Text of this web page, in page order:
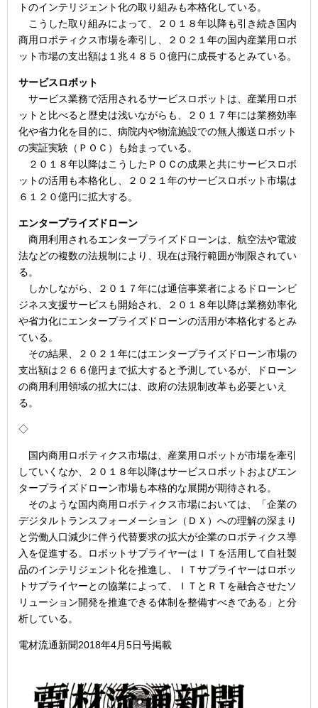
トのインテリジェント化の取り組みも本格化している。
こうした取り組みによって、２０１８年以降も引き続き国内
商用ロボティクス市場を牽引し、２０２１年の国内産業用ロボ
ット市場の支出額は１兆４８５０億円に成長するとみている。
サービスロボット
サービス業務で活用されるサービスロボットは、産業用ロボ
ットと比べると歴史は浅いながらも、２０１７年には業務効率
化や省力化を目的に、病院内や物流施設での無人搬送ロボット
の実証実験（ＰＯＣ）も始まっている。
２０１８年以降はこうしたＰＯＣの成果と共にサービスロボ
ットの活用も本格化し、２０２１年のサービスロボット市場は
６１２０億円に拡大する。
エンタープライズドローン
商用利用されるエンタープライズドローンは、航空法や電波
法などの複数の法規制により、現在は飛行範囲が制限されてい
る。
しかしながら、２０１７年には通信事業者によるドローンビ
ジネス支援サービスも開始され、２０１８年以降は業務効率化
や省力化にエンタープライズドローンの活用が本格化するとみ
ている。
その結果、２０２１年にはエンタープライズドローン市場の
支出額は２６６億円まで拡大すると予測しているが、ドローン
の商用利用領域の拡大には、政府の法規制改革も必要といえ
る。
◇
国内商用ロボティクス市場は、産業用ロボットが市場を牽引
していくなか、２０１８年以降はサービスロボットおよびエン
タープライズドローン市場も本格的な展開が期待される。
そのような国内商用ロボティクス市場においては、「企業の
デジタルトランスフォーメーション（ＤＸ）への理解の深まり
と労働人口減少に伴う代替要求の拡大が企業のロボティクス導
入を促進する。ロボットサプライヤーはＩＴを活用して自社製
品のインテリジェント化を推進し、ＩＴサプライヤーはロボッ
トサプライヤーとの協業によって、ＩＴとＲＴを融合させたソ
リューション開発を推進できる体制を整備すべきである」と分
析している。
電材流通新聞2018年4月5日号掲載